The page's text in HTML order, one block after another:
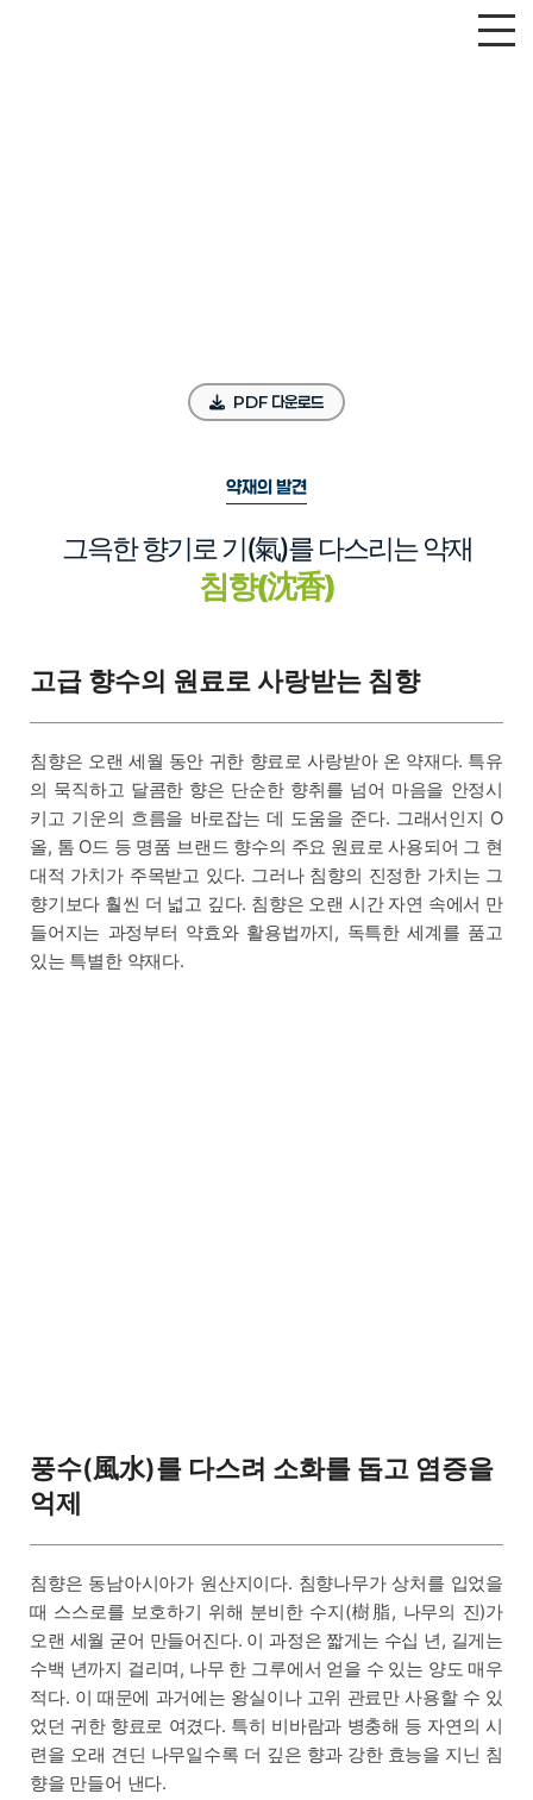
PDF 다운로드
약재의 발견
그윽한 향기로 기(氣)를 다스리는 약재
침향(沈香)
고급 향수의 원료로 사랑받는 침향
침향은 오랜 세월 동안 귀한 향료로 사랑받아 온 약재다. 특유
의 묵직하고 달콤한 향은 단순한 향취를 넘어 마음을 안정시
키고 기운의 흐름을 바로잡는 데 도움을 준다. 그래서인지 O
올, 톰 O드 등 명품 브랜드 향수의 주요 원료로 사용되어 그 현
대적 가치가 주목받고 있다. 그러나 침향의 진정한 가치는 그
향기보다 훨씬 더 넓고 깊다. 침향은 오랜 시간 자연 속에서 만
들어지는 과정부터 약효와 활용법까지, 독특한 세계를 품고
있는 특별한 약재다.
풍수(風水)를 다스려 소화를 돕고 염증을
억제
침향은 동남아시아가 원산지이다. 침향나무가 상처를 입었을
때 스스로를 보호하기 위해 분비한 수지(樹脂, 나무의 진)가
오랜 세월 굳어 만들어진다. 이 과정은 짧게는 수십 년, 길게는
수백 년까지 걸리며, 나무 한 그루에서 얻을 수 있는 양도 매우
적다. 이 때문에 과거에는 왕실이나 고위 관료만 사용할 수 있
었던 귀한 향료로 여겼다. 특히 비바람과 병충해 등 자연의 시
련을 오래 견딘 나무일수록 더 깊은 향과 강한 효능을 지닌 침
향을 만들어 낸다.